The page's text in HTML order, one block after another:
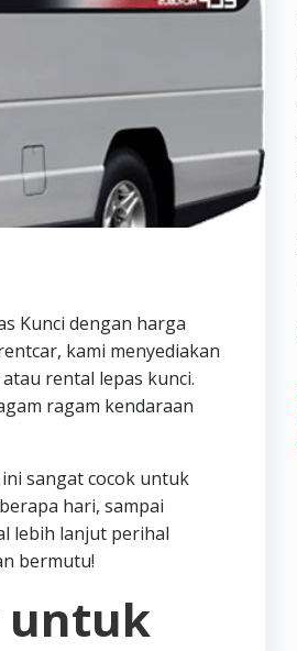
Kunci dengan harga
kami menyediakan
rental lepas kunci.
ragam kendaraan
sangat cocok untuk
hari, sampai
lebih lanjut perihal
bermutu!
untuk